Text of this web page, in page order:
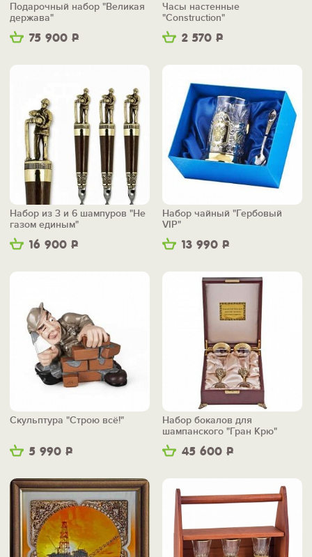
75 900 Р
Подарочный набор "Великая
держава"
2 570 Р
Часы настенные
"Construction"
16 900 Р
Набор из 3 и 6 шампуров "Не
газом единым"
13 990 Р
Набор чайный "Гербовый
VIP"
5 990 Р
Скульптура "Строю всё!"
45 600 Р
Набор бокалов для
шампанского "Гран Крю"